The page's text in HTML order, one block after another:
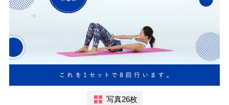
写真26枚